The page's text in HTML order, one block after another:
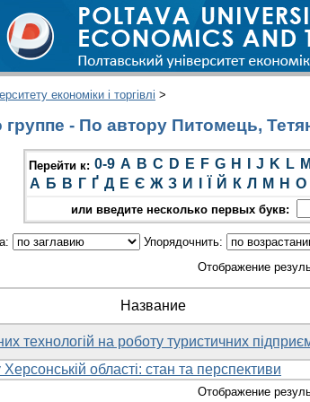
економіки і торгівлі >
- По автору Питомець,
Перейти к: 0-9 A B C D E F G H J K L M
А Б В Г Ґ Д Е Є Ж З И Й К Л М Н О
или введите несколько первых букв:
Упорядочнить:
Отображение
Название
технологій на роботу туристичних
області: стан та перспективи
Отображение